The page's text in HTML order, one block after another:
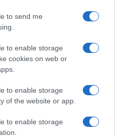
to send me
to enable storage
cookies on web or
to enable storage
of the website or app.
to enable storage